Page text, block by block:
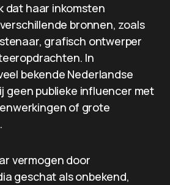
dat haar inkomsten
bronnen, zoals
grafisch ontwerper
In
bekende Nederlandse
geen publieke influencer met
of grote
vermogen door
geschat als onbekend,